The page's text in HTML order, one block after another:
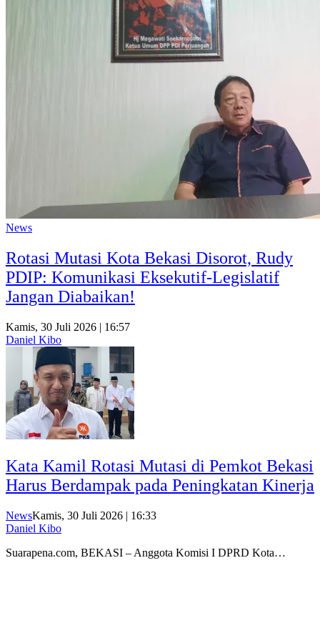
News
Rotasi Mutasi Kota Bekasi Disorot, Rudy
PDIP: Komunikasi Eksekutif-Legislatif
Jangan Diabaikan!
Kamis, 30 Juli 2026 | 16:57
Daniel Kibo
Kata Kamil Rotasi Mutasi di Pemkot Bekasi
Harus Berdampak pada Peningkatan Kinerja
NewsKamis, 30 Juli 2026 | 16:33
Daniel Kibo
Suarapena.com, BEKASI – Anggota Komisi I DPRD Kota…